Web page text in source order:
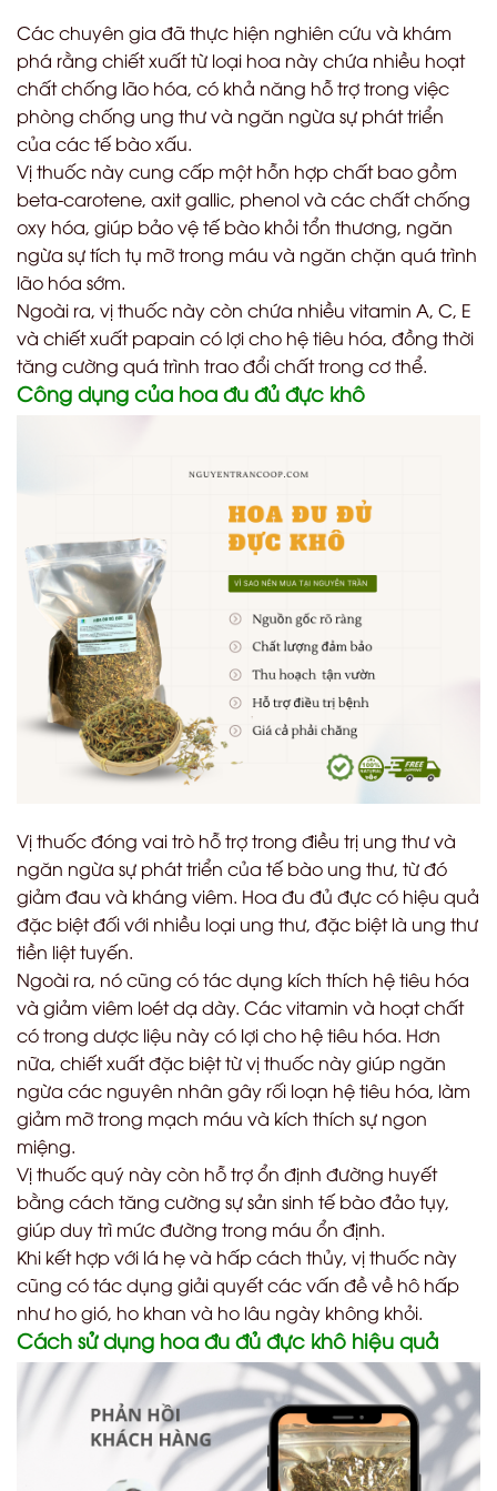
Các chuyên gia đã thực hiện nghiên cứu và khám
phá rằng chiết xuất từ loại hoa này chứa nhiều hoạt
chất chống lão hóa, có khả năng hỗ trợ trong việc
phòng chống ung thư và ngăn ngừa sự phát triển
của các tế bào xấu.
Vị thuốc này cung cấp một hỗn hợp chất bao gồm
beta-carotene, axit gallic, phenol và các chất chống
oxy hóa, giúp bảo vệ tế bào khỏi tổn thương, ngăn
ngừa sự tích tụ mỡ trong máu và ngăn chặn quá trình
lão hóa sớm.
Ngoài ra, vị thuốc này còn chứa nhiều vitamin A, C, E
và chiết xuất papain có lợi cho hệ tiêu hóa, đồng thời
tăng cường quá trình trao đổi chất trong cơ thể.
Công dụng của hoa đu đủ đực khô
Vị thuốc đóng vai trò hỗ trợ trong điều trị ung thư và
ngăn ngừa sự phát triển của tế bào ung thư, từ đó
giảm đau và kháng viêm. Hoa đu đủ đực có hiệu quả
đặc biệt đối với nhiều loại ung thư, đặc biệt là ung thư
tiền liệt tuyến.
Ngoài ra, nó cũng có tác dụng kích thích hệ tiêu hóa
và giảm viêm loét dạ dày. Các vitamin và hoạt chất
có trong dược liệu này có lợi cho hệ tiêu hóa. Hơn
nữa, chiết xuất đặc biệt từ vị thuốc này giúp ngăn
ngừa các nguyên nhân gây rối loạn hệ tiêu hóa, làm
giảm mỡ trong mạch máu và kích thích sự ngon
miệng.
Vị thuốc quý này còn hỗ trợ ổn định đường huyết
bằng cách tăng cường sự sản sinh tế bào đảo tụy,
giúp duy trì mức đường trong máu ổn định.
Khi kết hợp với lá hẹ và hấp cách thủy, vị thuốc này
cũng có tác dụng giải quyết các vấn đề về hô hấp
như ho gió, ho khan và ho lâu ngày không khỏi.
Cách sử dụng hoa đu đủ đực khô hiệu quả